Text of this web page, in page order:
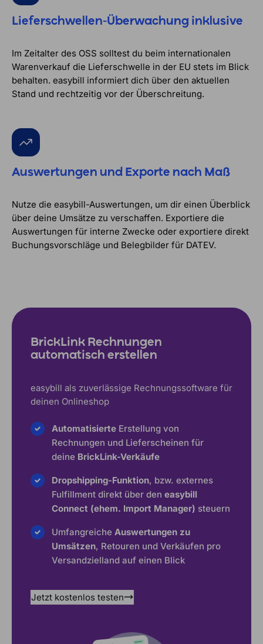
Lieferschwellen-Überwachung inklusive
Im Zeitalter des OSS solltest du beim internationalen
Warenverkauf die Lieferschwelle in der EU stets im Blick
behalten. easybill informiert dich über den aktuellen
Stand und rechtzeitig vor der Überschreitung.
Auswertungen und Exporte nach Maß
Nutze die easybill-Auswertungen, um dir einen Überblick
über deine Umsätze zu verschaffen. Exportiere die
Auswertungen für interne Zwecke oder exportiere direkt
Buchungsvorschläge und Belegbilder für DATEV.
BrickLink Rechnungen
automatisch erstellen
easybill als zuverlässige Rechnungssoftware für
deinen Onlineshop
Automatisierte Erstellung von
Rechnungen und Lieferscheinen für
deine BrickLink-Verkäufe
Dropshipping-Funktion, bzw. externes
Fulfillment direkt über den easybill
Connect (ehem. Import Manager) steuern
Umfangreiche Auswertungen zu
Umsätzen, Retouren und Verkäufen pro
Versandzielland auf einen Blick
Jetzt kostenlos testen